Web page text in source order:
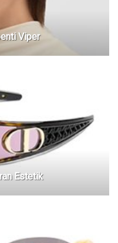
Viper
Estetik